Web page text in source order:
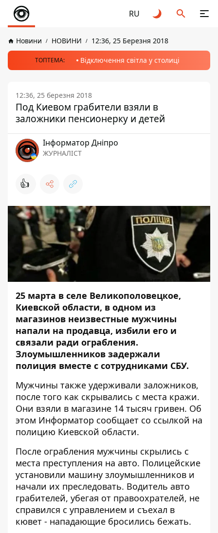
RU
Новини НОВИНИ 12:36, 25 Березня 2018
ТОПТЕМА: Відключення світла у столиці
12:36, 25 березня 2018
Под Киевом грабители взяли в
заложники пенсионерку и детей
Інформатор Дніпро
ЖУРНАЛІСТ
👍
25 марта в селе Великополовецкое,
Киевской области, в одном из
магазинов неизвестные мужчины
напали на продавца, избили его и
связали ради ограбления.
Злоумышленников задержали
полиция вместе с сотрудниками СБУ.
Мужчины также удерживали заложников,
после того как скрывались с места кражи.
Они взяли в магазине 14 тысяч гривен. Об
этом Информатор сообщает со ссылкой на
полицию Киевской области.
После ограбления мужчины скрылись с
места преступления на авто. Полицейские
установили машину злоумышленников и
начали их преследовать. Водитель авто
грабителей, убегая от правоохрателей, не
справился с управлением и съехал в
кювет - нападающие бросились бежать.